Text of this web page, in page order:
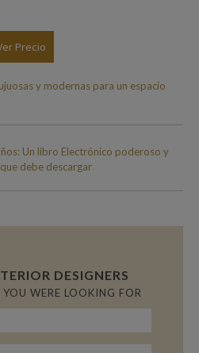
Precio
Un libro Electrónico poderoso y
debe descargar
DESIGNERS
WERE LOOKING FOR